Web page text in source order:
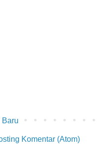
Baru
Komentar (Atom)